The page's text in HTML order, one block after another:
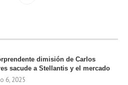
dimisión de Carlos
sacude a Stellantis y el mercado
6, 2025